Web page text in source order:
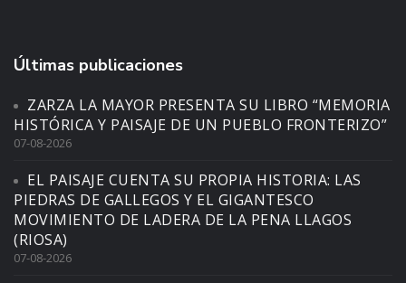
Últimas publicaciones
ZARZA LA MAYOR PRESENTA SU LIBRO “MEMORIA
HISTÓRICA Y PAISAJE DE UN PUEBLO FRONTERIZO”
07-08-2026
EL PAISAJE CUENTA SU PROPIA HISTORIA: LAS
PIEDRAS DE GALLEGOS Y EL GIGANTESCO
MOVIMIENTO DE LADERA DE LA PENA LLAGOS
(RIOSA)
07-08-2026